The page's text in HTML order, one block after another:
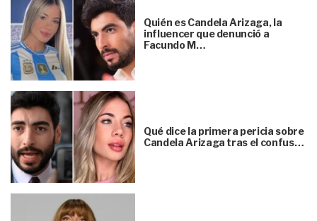
Quién es Candela Arizaga, la
influencer que denunció a
Facundo M…
Qué dice la primera pericia sobre
Candela Arizaga tras el confus…